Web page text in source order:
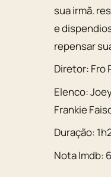
sua irmã.
e
repensar
Diretor: Fro
Elenco:
Frankie
Duração:
Nota Imdb: